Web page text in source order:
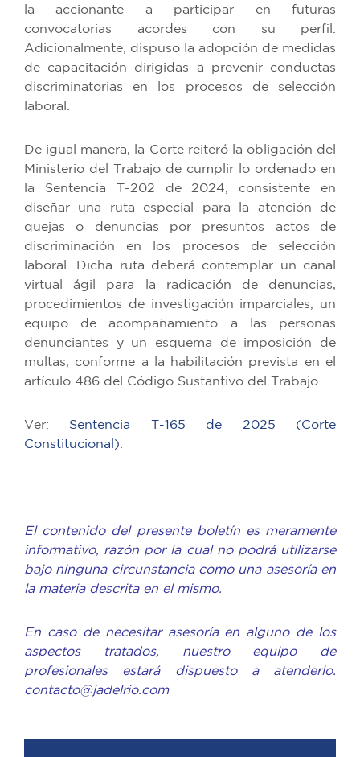
la accionante a participar en futuras
convocatorias acordes con su perfil.
Adicionalmente, dispuso la adopción de medidas
de capacitación dirigidas a prevenir conductas
discriminatorias en los procesos de selección
laboral.
De igual manera, la Corte reiteró la obligación del
Ministerio del Trabajo de cumplir lo ordenado en
la Sentencia T-202 de 2024, consistente en
diseñar una ruta especial para la atención de
quejas o denuncias por presuntos actos de
discriminación en los procesos de selección
laboral. Dicha ruta deberá contemplar un canal
virtual ágil para la radicación de denuncias,
procedimientos de investigación imparciales, un
equipo de acompañamiento a las personas
denunciantes y un esquema de imposición de
multas, conforme a la habilitación prevista en el
artículo 486 del Código Sustantivo del Trabajo.
Ver: Sentencia T-165 de 2025 (Corte
Constitucional).
El contenido del presente boletín es meramente
informativo, razón por la cual no podrá utilizarse
bajo ninguna circunstancia como una asesoría en
la materia descrita en el mismo.
En caso de necesitar asesoría en alguno de los
aspectos tratados, nuestro equipo de
profesionales estará dispuesto a atenderlo.
contacto@jadelrio.com